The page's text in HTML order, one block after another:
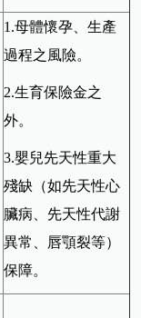
1.母體懷孕、生產
過程之風險。
2.生育保險金之
外。
3.嬰兒先天性重大
殘缺（如先天性心
臟病、先天性代謝
異常、唇顎裂等）
保障。